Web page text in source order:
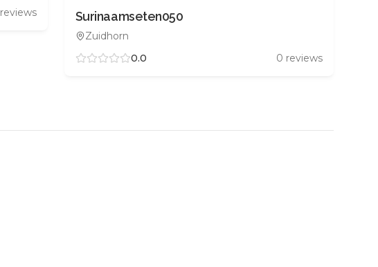
reviews Surinaamseten050
Zuidhorn
0.0
0 reviews